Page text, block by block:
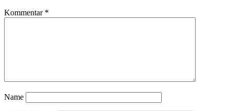
Kommentar *
Name